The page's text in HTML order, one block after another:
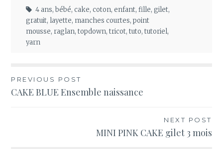
4 ans,bébé,cake,coton,enfant,fille,gilet,
gratuit,layette, manches courtes,point
mousse,raglan,topdown,tricot,tuto,tutoriel,
yarn
Post
navigation
PREVIOUS POST
CAKE BLUE Ensemble naissance
NEXT POST
MINI PINK CAKE gilet 3 mois